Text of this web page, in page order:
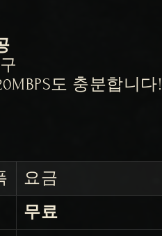
도 충분합니다!
요금
무료